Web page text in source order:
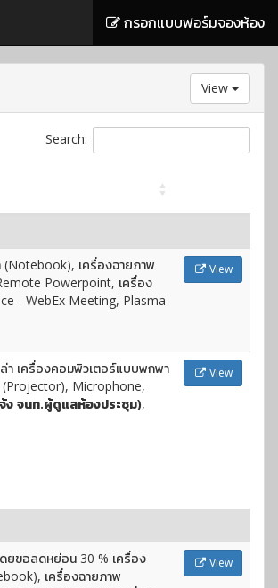
กรอกแบบฟอร์มจองห้อง
View
Search:
เครื่องฉายภาพ
Powerpoint, เครื่อง
- WebEx Meeting, Plasma
View
ล่า เครื่องคอมพิวเตอร์แบบพกพา
Microphone,
ง จนท.ผู้ดูแลห้องประชุม),
View
ยขอลดหย่อน 30 % เครื่อง
เครื่องฉายภาพ
View